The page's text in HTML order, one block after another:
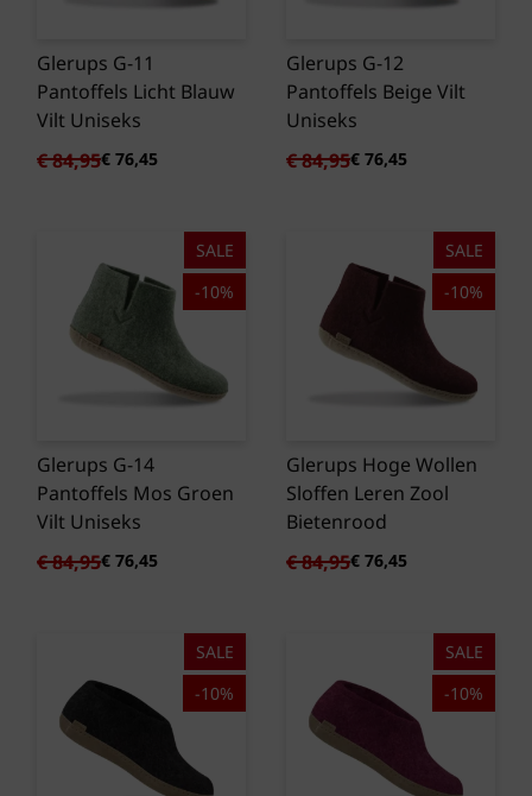
Glerups G-11
Pantoffels Licht Blauw
Vilt Uniseks
€84,95
Oorspronkelijke
€ 76,45
Huidige
Glerups G-12
Pantoffels Beige Vilt
Uniseks
€84,95
Oorspronkelijke
€76,45
Huidige
SALE
-10%
Glerups G-14
Pantoffels Mos Groen
Vilt Uniseks
€84,95
Oorspronkelijke
€ 76,45
Huidige
SALE
-10%
Glerups Hoge Wollen
Sloffen Leren Zool
Bietenrood
€84,95
Oorspronkelijke
€76,45
Huidige
SALE
-10%
SALE
-10%